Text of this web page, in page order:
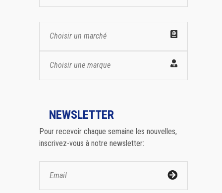
Choisir un marché
Choisir une marque
NEWSLETTER
Pour recevoir chaque semaine les nouvelles,
inscrivez-vous à notre newsletter: